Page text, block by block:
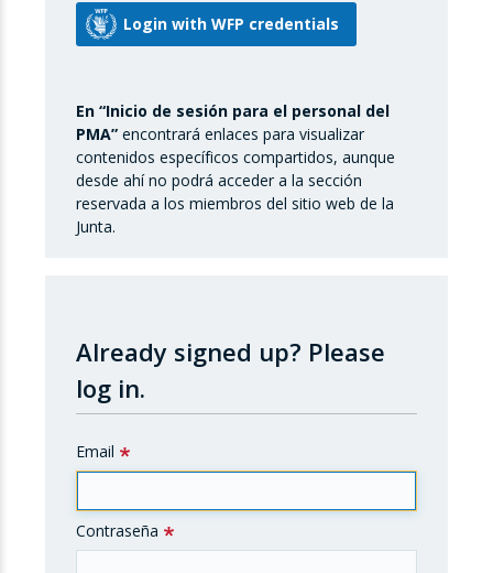
En “Inicio de sesión para el personal del
PMA” encontrará enlaces para visualizar
contenidos específicos compartidos, aunque
desde ahí no podrá acceder a la sección
reservada a los miembros del sitio web de la
Junta.
Already signed up? Please
log in.
Email
Contraseña